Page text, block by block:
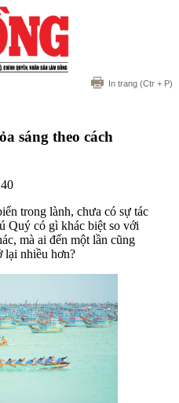
In trang (Ctr + P)
sáng theo cách
trong lành, chưa có sự tác
Quý có gì khác biệt so với
mà ai đến một lần cũng
lại nhiều hơn?